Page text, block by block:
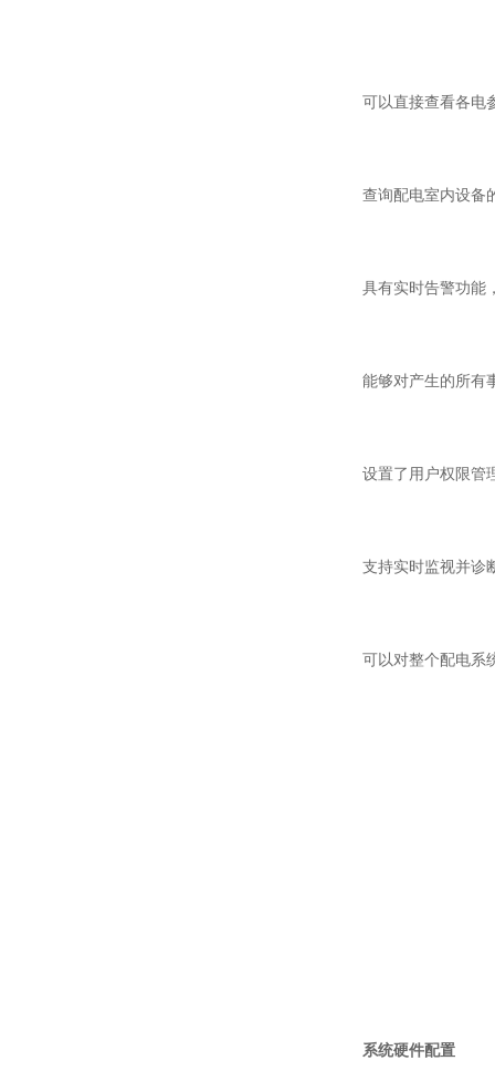
可以直接查看各电
查询配电室内设备
具有实时告警功能，
能够对产生的所有事
设置了用户权限管理
支持实时监视并诊断
可以对整个配电系统
系统硬件配置